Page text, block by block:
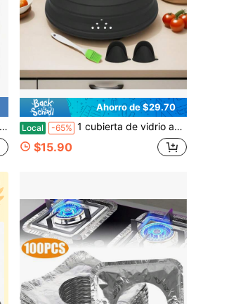
Ahorro de $29.70
Local -65% 1 cubierta de vidrio antisalpicaduras para microondas de 10,5 pulgadas, cubierta para microondas para alimentos con asa, cubierta de silicona plegable para microondas con ventilación de vapor para ollas, platos y cuencos de 6, 7, 8, 9 y 10 pulgadas (incluye un cepillo y 2 guantes de regalo)
$15.90